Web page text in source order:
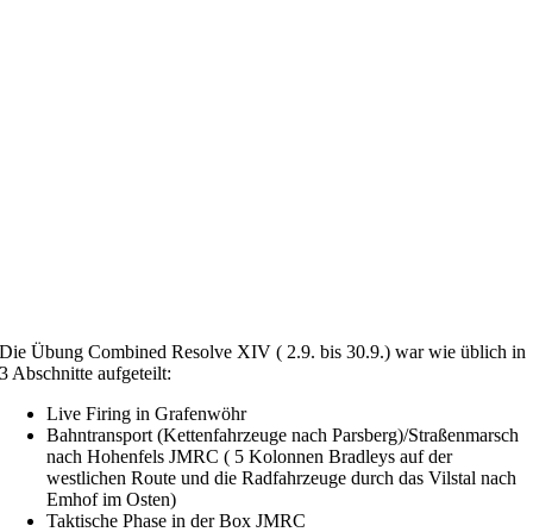
Die Übung Combined Resolve XIV ( 2.9. bis 30.9.) war wie üblich in
3 Abschnitte aufgeteilt:
Live Firing in Grafenwöhr
Bahntransport (Kettenfahrzeuge nach Parsberg)/Straßenmarsch
nach Hohenfels JMRC ( 5 Kolonnen Bradleys auf der
westlichen Route und die Radfahrzeuge durch das Vilstal nach
Emhof im Osten)
Taktische Phase in der Box JMRC